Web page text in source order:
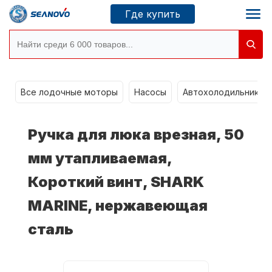
Где купить
Новосибирск
Где купить
Сервисные центры
Моторы SEANOVO
Моторы CONDOR
Все лодочные моторы Насосы Автохолодильники
Ручка для люка врезная, 50
мм утапливаемая,
Короткий винт, SHARK
MARINE, нержавеющая
сталь